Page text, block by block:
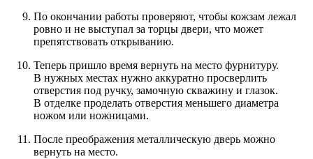
По окончании работы проверяют, чтобы кожзам лежал
ровно и не выступал за торцы двери, что может
препятствовать открыванию.
Теперь пришло время вернуть на место фурнитуру.
В нужных местах нужно аккуратно просверлить
отверстия под ручку, замочную скважину и глазок.
В отделке проделать отверстия меньшего диаметра
ножом или ножницами.
После преображения металлическую дверь можно
вернуть на место.